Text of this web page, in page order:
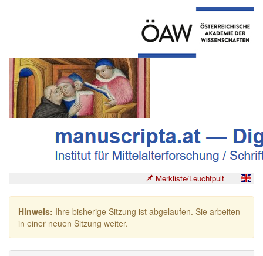
Merkliste/Leuchtpult
Hinweis: Ihre bisherige Sitzung ist abgelaufen. Sie arbeiten
in einer neuen Sitzung weiter.